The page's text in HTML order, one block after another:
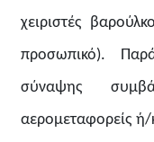
χειριστές
προσωπικό).
σύναψης
αερομεταφορείς